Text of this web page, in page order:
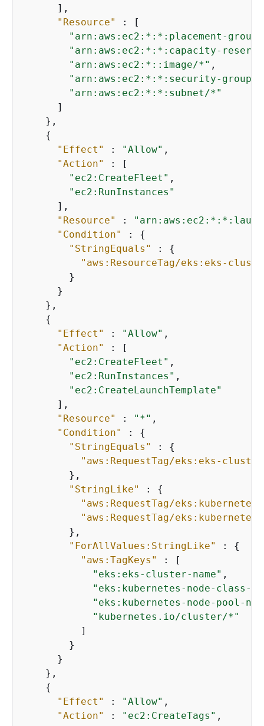
      ],
"Resource"
: [
"arn:aws:ec2:*:*:placement-
"arn:aws:ec2:*:*:capacity-
"arn:aws:ec2:*::image/*" ,
"arn:aws:ec2:*:*:security-group/
"arn:aws:ec2:*:*:subnet/*"
      ]
    },
{
"Effect"
: "Allow" ,
"Action"
: [
"ec2:CreateFleet" ,
"ec2:RunInstances"
      ],
"Resource"
:
"Condition"
: {
"StringEquals"
: {
"aws:ResourceTag/eks:eks-
        }
      }
    },
{
"Effect"
: "Allow" ,
"Action"
: [
"ec2:CreateFleet" ,
"ec2:RunInstances" ,
"ec2:CreateLaunchTemplate"
      ],
"Resource"
: "*" ,
"Condition"
: {
"StringEquals"
: {
"aws:RequestTag/eks:eks-
        },
"StringLike"
: {
"aws:RequestTag/
"aws:RequestTag/
        },
"ForAllValues:StringLike"
: {
"aws:TagKeys"
: [
"eks:eks-cluster-name" ,
"eks:kubernetes-node-class-
"eks:kubernetes-node-pool-
"kubernetes.io/cluster/*"
          ]
        }
      }
    },
{
"Effect"
: "Allow" ,
"Action"
: "ec2:CreateTags" ,